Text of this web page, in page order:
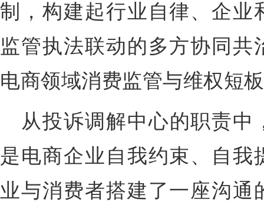
制，构建起行业自律、企业
监管执法联动的多方协同
电商领域消费监管与维权短
从投诉调解中心的职责
是电商企业自我约束、自我
业与消费者搭建了一座沟通